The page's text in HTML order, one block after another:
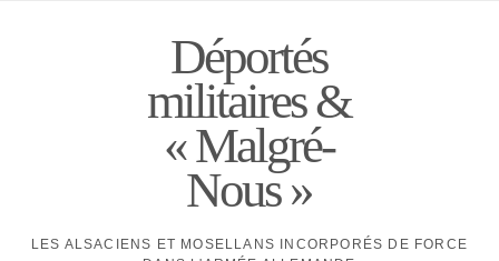
Déportés
militaires &
« Malgré-
Nous »
LES ALSACIENS ET MOSELLANS INCORPORÉS DE FORCE